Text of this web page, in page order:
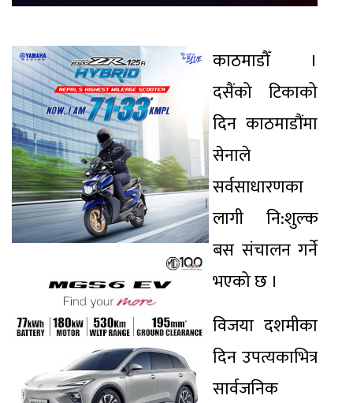
काठमाडौँ ।
दसैंको टिकाको
दिन काठमाडौंमा
सेनाले
सर्वसाधारणका
लागी नि:शुल्क
बस संचालन गर्ने
भएको छ ।
विजया दशमीका
दिन उपत्यकाभित्र
सार्वजनिक